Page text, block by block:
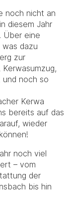
noch nicht an
diesem Jahr
Über eine
dazu
zur
und noch so
Kerwa
bereits auf das
wieder
noch viel
– vom
der
bis hin